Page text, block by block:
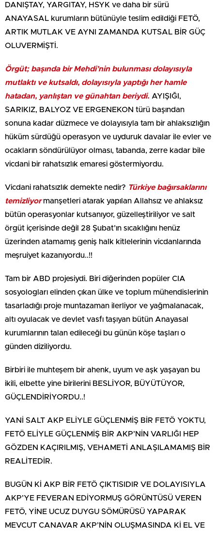
DANIŞTAY, YARGITAY, HSYK ve daha bir sürü
ANAYASAL kurumların bütünüyle teslim edildiği FETÖ,
ARTIK MUTLAK VE AYNI ZAMANDA KUTSAL BİR GÜÇ
OLUVERMİŞTİ.
Örgüt; başında bir Mehdi’nin bulunması dolayısıyla
mutlaktı ve kutsaldı, dolayısıyla yaptığı her hamle
hatadan, yanlıştan ve günahtan beriydi. AYIŞIĞI,
SARIKIZ, BALYOZ VE ERGENEKON türü başından
sonuna kadar düzmece ve dolayısıyla tam bir ahlaksızlığın
hüküm sürdüğü operasyon ve uyduruk davalar ile evler ve
ocakların söndürülüyor olması, tabanda, zerre kadar bile
vicdani bir rahatsızlık emaresi göstermiyordu.
Vicdani rahatsızlık demekte nedir? Türkiye bağırsaklarını
temizliyormanşetleri atarak yapılan Allahsız ve ahlaksız
bütün operasyonlar kutsanıyor, güzelleştiriliyor ve salt
örgüt içerisinde değil 28 Şubat’ın sıcaklığını henüz
üzerinden atamamış geniş halk kitlelerinin vicdanlarında
meşruiyet kazanıyordu..!!
Tam bir ABD projesiydi. Biri diğerinden popüler CIA
sosyologları elinden çıkan ülke ve toplum mühendislerinin
tasarladığı proje muntazaman ilerliyor ve yağmalanacak,
altı oyulacak ve devlet vasfı taşıyan bütün Anayasal
kurumlarının talan edileceği bu günün köşe taşları o
günden diziliyordu.
Birbiri ile muhteşem bir ahenk, uyum ve aşk yaşayan bu
ikili, elbette yine birilerini BESLİYOR, BÜYÜTÜYOR,
GÜÇLENDİRİYORDU..!
YANİ SALT AKP ELİYLE GÜÇLENMİŞ BİR FETÖ YOKTU,
FETÖ ELİYLE GÜÇLENMİŞ BİR AKP’NİN VARLIĞI HEP
GÖZDEN KAÇIRILMIŞ, VEHAMETİ ANLAŞILAMAMIŞ BİR
REALİTEDİR.
BUGÜN Kİ AKP BİR FETÖ ÇIKTISIDIR VE DOLAYISIYLA
AKP’YE FEVERAN EDİYORMUŞ GÖRÜNTÜSÜ VEREN
FETÖ, YİNE UCUZ DUYGU SÖMÜRÜSÜ YAPARAK
MEVCUT CANAVAR AKP’NİN OLUŞMASINDA Kİ EL VE